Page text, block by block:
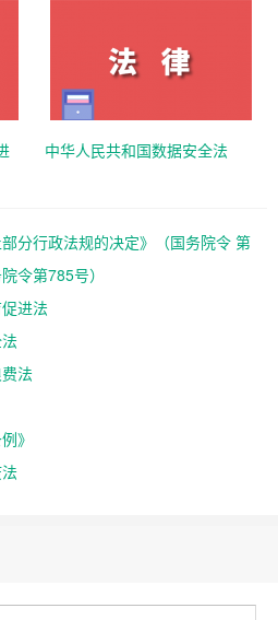
中华人民共和国数据安全法
分行政法规的决定》（国务院令 第
令第785号）
进法
法
》